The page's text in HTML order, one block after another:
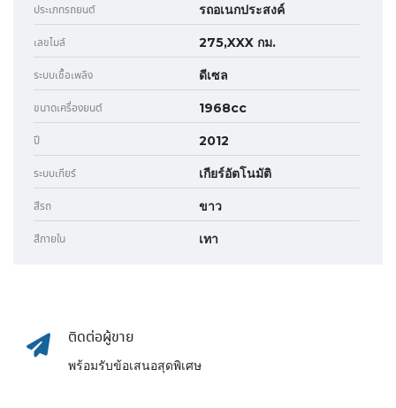
ประเภทรถยนต์ รถอเนกประสงค์
เลขไมล์ 275,XXX กม.
ระบบเชื้อเพลิง ดีเซล
ขนาดเครื่องยนต์ 1968cc
ปี 2012
ระบบเกียร์ เกียร์อัตโนมัติ
สีรถ ขาว
สีภายใน เทา
ติดต่อผู้ขาย
พร้อมรับข้อเสนอสุดพิเศษ